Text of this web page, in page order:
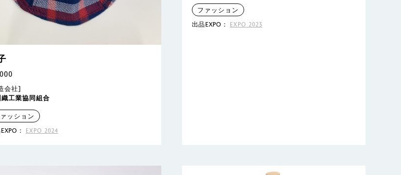
会社]
工業協同組合
ッション
：
EXPO 2024
ファッション
出品EXPO：
EXPO 2023